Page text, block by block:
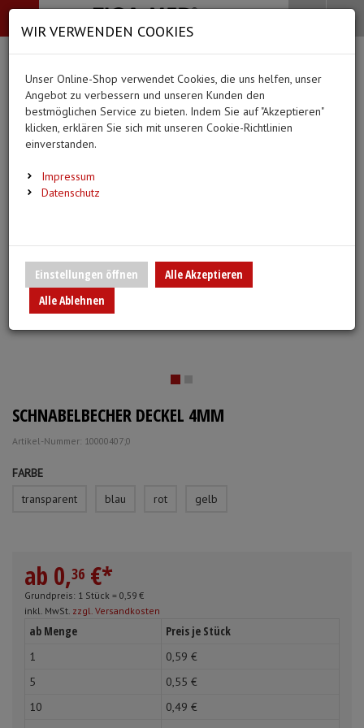
-->
Bekleidung
Alle Kategorien
BEKLEIDUNG
Überschuhe
Hauben
Medizinische Hilfsmittel
Alle Kategorien
MEDIZINISCHE
Ergebnisse)
Urinbeutel/Beinbeutel
Pflege & Alltag
Alle Kategorien
PFLEGE & ALLTAG (66 Ergebnisse)
Alle anzeigen
Waschhandschuhe
Medikation
Warm- und Kaltkompressen
Urinflaschen & Zubehör
Unterlagen und Abdeckungen
Alle Kategorien
DIAGNOSTIK &
EKG-Elektroden &
Fieberthermometer
Anmelden
Ihr Warenkorb ist momentan leer.
Ergebnisse () Fertig
Menü Search
SCHNABELBECHER DECKEL 4MM
Artikel-Nummer: 10000407;0
FARBE
transparent
blau rot gelb
ab 0,36 €*
Grundpreis: 1 Stück = 0,59 €
inkl. MwSt. zzgl. Versandkosten
ab Menge Preis je Stück
1 0,59 €
5
0,55 €
10
0,49 €
WIR VERWENDEN COOKIES
Unser Online-Shop verwendet Cookies, die uns helfen, unser
Angebot zu verbessern und unseren Kunden den
bestmöglichen Service zu bieten. Indem Sie auf "Akzeptieren"
klicken, erklären Sie sich mit unseren Cookie-Richtlinien
einverstanden.
Impressum
Datenschutz
Einstellungen öffnen
Alle Akzeptieren
Alle Ablehnen